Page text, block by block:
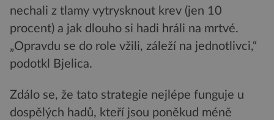
nechali z tlamy vytrysknout krev (jen 10
procent) a jak dlouho si hadi hráli na mrtvé.
„Opravdu se do role vžili, záleží na jednotlivci,“
podotkl Bjelica.
Zdálo se, že tato strategie nejlépe funguje u
dospělých hadů, kteří jsou poněkud méně